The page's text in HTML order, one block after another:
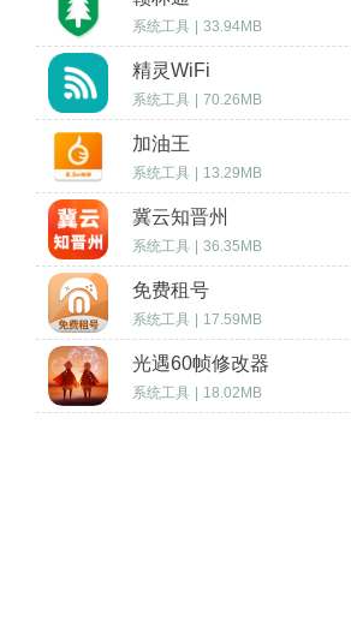
系统工具 33.94MB
精灵WiFi
系统工具 70.26MB
加油王
系统工具 13.29MB
冀云知晋州
系统工具 36.35MB
免费租号
系统工具 17.59MB
光遇60帧修改器
系统工具 18.02MB